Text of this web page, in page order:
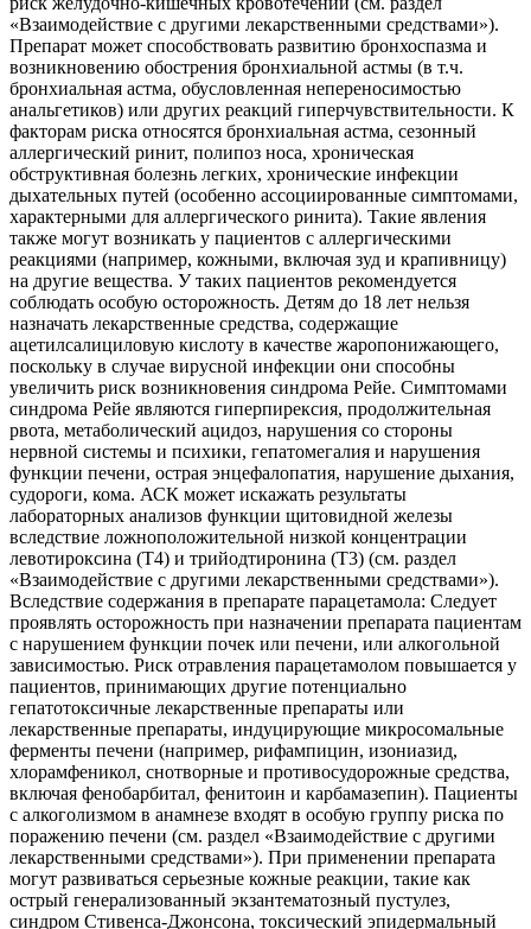
«Взаимодействие с другими лекарственными средствами»).
Препарат может способствовать развитию бронхоспазма и
возникновению обострения бронхиальной астмы (в т.ч.
бронхиальная астма, обусловленная непереносимостью
анальгетиков) или других реакций гиперчувствительности. К
факторам риска относятся бронхиальная астма, сезонный
аллергический ринит, полипоз носа, хроническая
обструктивная болезнь легких, хронические инфекции
дыхательных путей (особенно ассоциированные симптомами,
характерными для аллергического ринита). Такие явления
также могут возникать у пациентов с аллергическими
реакциями (например, кожными, включая зуд и крапивницу)
на другие вещества. У таких пациентов рекомендуется
соблюдать особую осторожность. Детям до 18 лет нельзя
назначать лекарственные средства, содержащие
ацетилсалициловую кислоту в качестве жаропонижающего,
поскольку в случае вирусной инфекции они способны
увеличить риск возникновения синдрома Рейе. Симптомами
синдрома Рейе являются гиперпирексия, продолжительная
рвота, метаболический ацидоз, нарушения со стороны
нервной системы и психики, гепатомегалия и нарушения
функции печени, острая энцефалопатия, нарушение дыхания,
судороги, кома. АСК может искажать результаты
лабораторных анализов функции щитовидной железы
вследствие ложноположительной низкой концентрации
левотироксина (T4) и трийодтиронина (T3) (см. раздел
«Взаимодействие с другими лекарственными средствами»).
Вследствие содержания в препарате парацетамола: Следует
проявлять осторожность при назначении препарата пациентам
с нарушением функции почек или печени, или алкогольной
зависимостью. Риск отравления парацетамолом повышается у
пациентов, принимающих другие потенциально
гепатотоксичные лекарственные препараты или
лекарственные препараты, индуцирующие микросомальные
ферменты печени (например, рифампицин, изониазид,
хлорамфеникол, снотворные и противосудорожные средства,
включая фенобарбитал, фенитоин и карбамазепин). Пациенты
с алкоголизмом в анамнезе входят в особую группу риска по
поражению печени (см. раздел «Взаимодействие с другими
лекарственными средствами»). При применении препарата
могут развиваться серьезные кожные реакции, такие как
острый генерализованный экзантематозный пустулез,
синдром Стивенса-Джонсона, токсический эпидермальный